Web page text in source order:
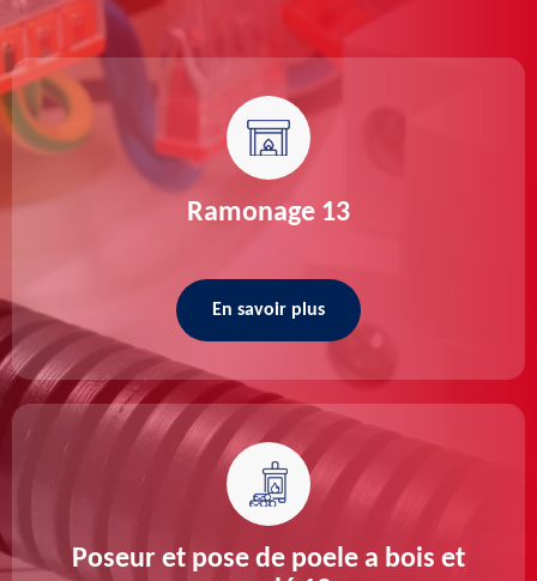
Ramonage 13
En savoir plus
Poseur et pose de poele a bois et